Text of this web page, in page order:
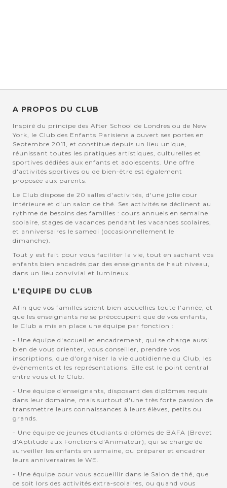
A PROPOS DU CLUB
Inspiré du principe des After School de Londres ou de New
York, le Club des Enfants Parisiens a ouvert ses portes en
Septembre 2011, et constitue depuis un lieu unique,
réunissant toutes les pratiques artistiques, culturelles et
sportives dédiées aux enfants et adolescents. Une offre
d'activités sportives ou de bien-être est également
proposée aux parents.
Le Club dispose de 20 salles d'activités, d'une jolie cour
intérieure et d'un salon de thé. Ses activités se déclinent au
rythme de besoins des familles : cours annuels en semaine
scolaire, stages de vacances pendant les vacances scolaires,
et anniversaires le samedi (occasionnellement le
dimanche).
Tout y est fait pour vous faciliter la vie, tout en sachant vos
enfants bien encadrés par des enseignants de haut niveau,
dans un lieu convivial et lumineux.
L'EQUIPE DU CLUB
Afin que vos familles soient bien accuellies toute l'année, et
que les enseignants ne se préoccupent que de vos enfants,
le Club a mis en place une équipe par fonction :
- Une équipe d'accueil et encadrement, qui se charge aussi
bien de vous orienter, vous conseiller, prendre vos
inscriptions, que d'organiser la vie quotidienne du Club, les
évènements et les représentations. Elle est le point central
entre vous et le Club.
- Une équipe d'enseignants, disposant des diplômes requis
dans leur domaine, mais surtout d'une très forte passion de
transmettre leurs connaissances à leurs élèves, petits ou
grands.
- Une équipe de jeunes étudiants diplômés de BAFA (Brevet
d'Aptitude aux Fonctions d'Animateur); qui se charge de
surveiller les enfants en semaine, ou préparer et encadrer
leurs anniversaires le WE.
- Une équipe pour vous accueillir dans le Salon de thé, que
ce soit lors des activités extra-scolaires, ou quand vous